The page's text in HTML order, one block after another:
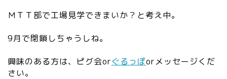
ＭＴＴ部で工場見学できまいか？と考え中。
9月で閉鎖しちゃうしね。
興味のある方は、ピグ会orぐるっぽorメッセージくだ
さい。